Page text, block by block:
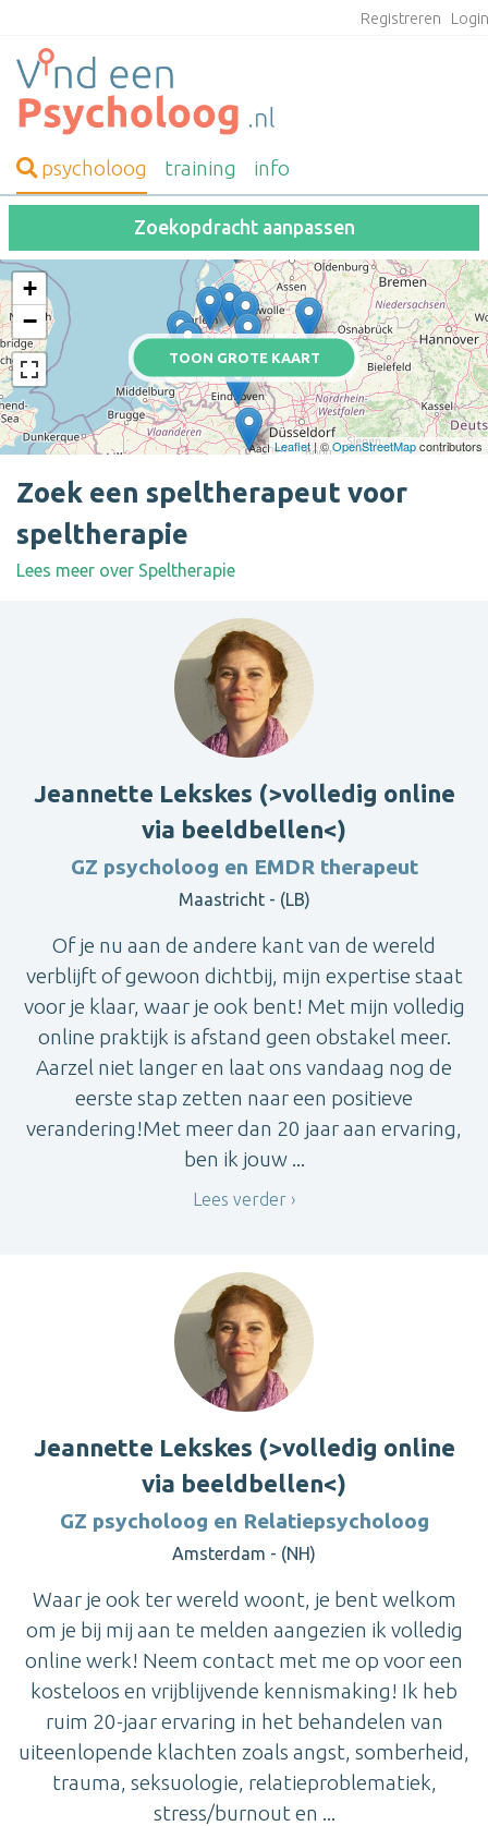
Registreren
psycholoog training info
Zoekopdracht aanpassen
TOON GROTE KAART
+
−
Leaflet| ©OpenStreetMapcontributors
Zoek een speltherapeut voor
speltherapie
Lees meer over Speltherapie
Jeannette Lekskes (>volledig online
via beeldbellen<)
GZ psycholoog en EMDR therapeut
Maastricht - (LB)
Of je nu aan de andere kant van de wereld
verblijft of gewoon dichtbij, mijn expertise staat
voor je klaar, waar je ook bent! Met mijn volledig
online praktijk is afstand geen obstakel meer.
Aarzel niet langer en laat ons vandaag nog de
eerste stap zetten naar een positieve
verandering!Met meer dan 20 jaar aan ervaring,
ben ik jouw ...
Lees verder
Jeannette Lekskes (>volledig online
via beeldbellen<)
GZ psycholoog en Relatiepsycholoog
Amsterdam - (NH)
Waar je ook ter wereld woont, je bent welkom
om je bij mij aan te melden aangezien ik volledig
online werk! Neem contact met me op voor een
kosteloos en vrijblijvende kennismaking! Ik heb
ruim 20-jaar ervaring in het behandelen van
uiteenlopende klachten zoals angst, somberheid,
trauma, seksuologie, relatieproblematiek,
stress/burnout en ...